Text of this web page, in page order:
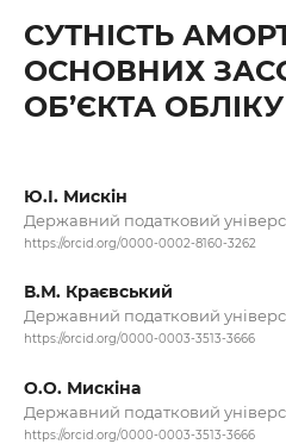
СУТНІСТЬ
ОСНОВНИХ
ОБ’ЄКТА
Ю.І. Мискін
Державний податковий
https://orcid.org/0000-0002-8160-3262
В.М. Краєвський
Державний податковий
https://orcid.org/0000-0003-3513-3666
О.О. Мискіна
Державний податковий
https://orcid.org/0000-0003-3513-3666